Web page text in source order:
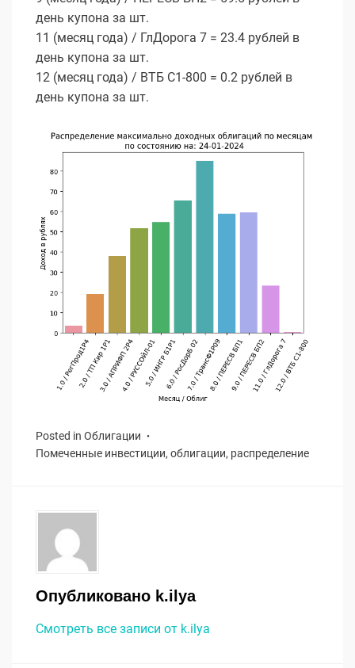
день купона за шт.
11 (месяц года) / ГлДорога 7 = 23.4 рублей в
день купона за шт.
12 (месяц года) / ВТБ С1-800 = 0.2 рублей в
день купона за шт.
Posted in Облигации
Помеченные инвестиции, облигации, распределение
Опубликовано k.ilya
Смотреть все записи от k.ilya